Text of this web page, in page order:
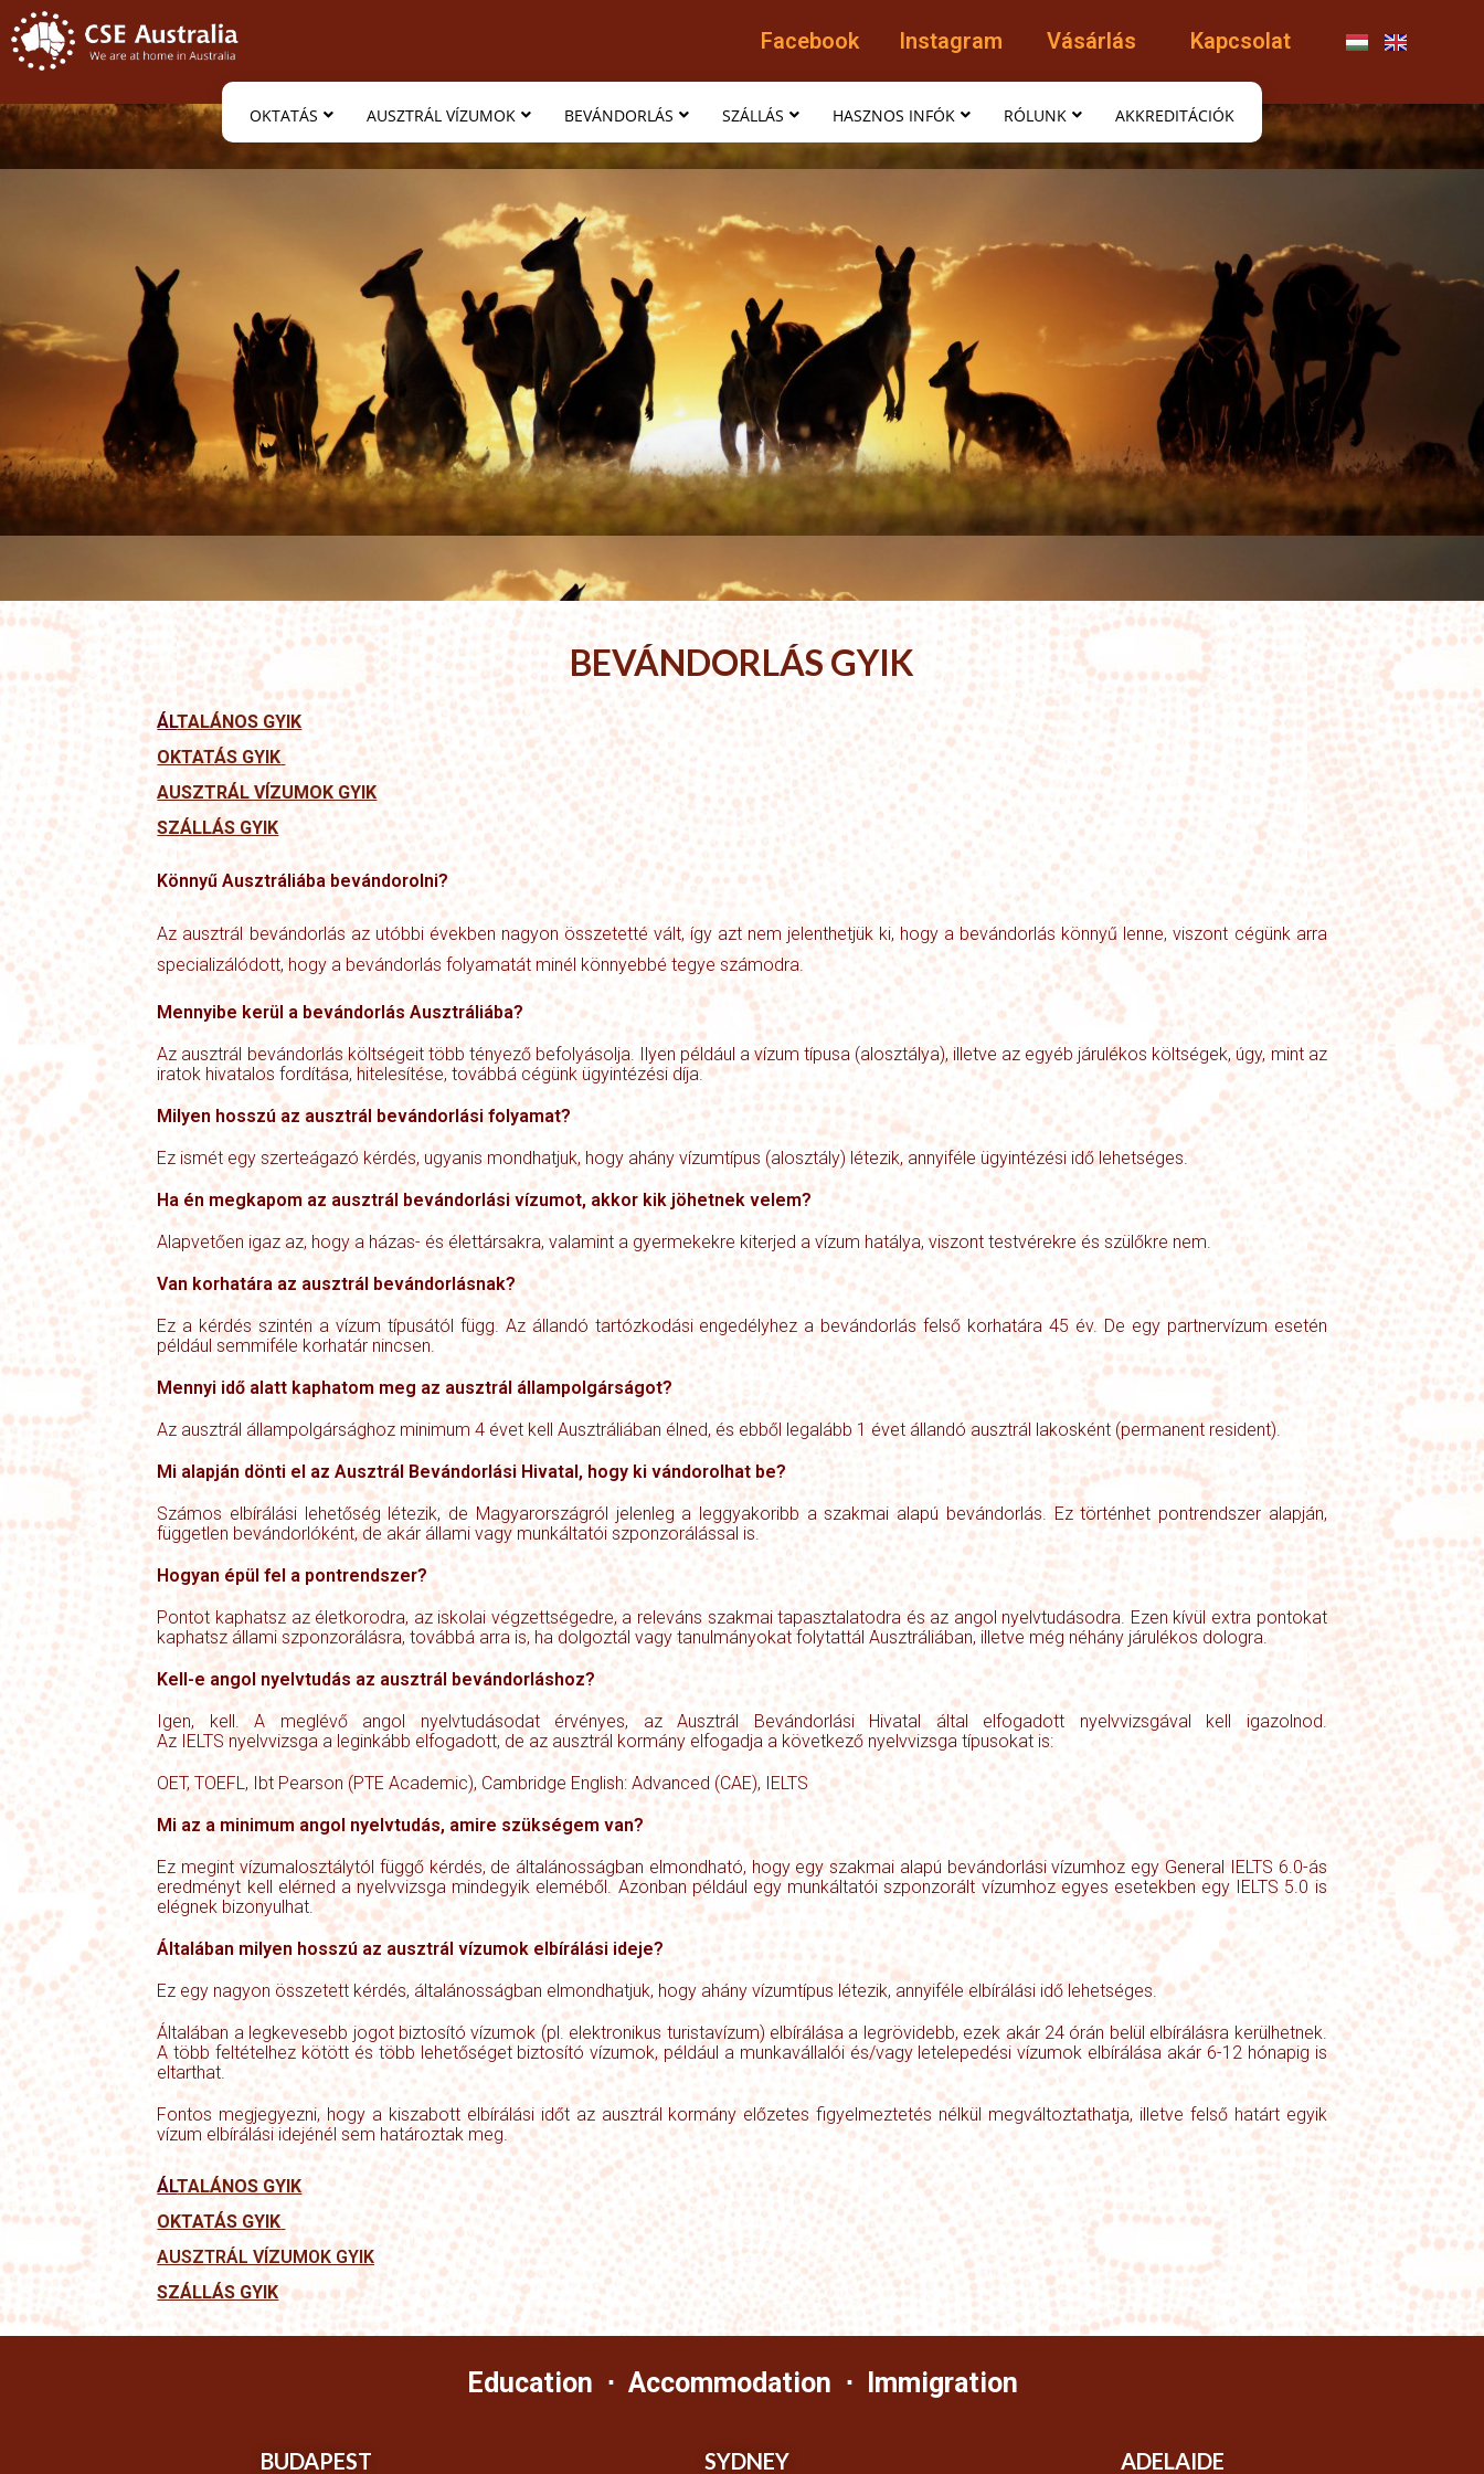
Facebook Instagram Vásárlás Kapcsolat
OKTATÁS AUSZTRÁL VÍZUMOK BEVÁNDORLÁS SZÁLLÁS HASZNOS INFÓK RÓLUNK AKKREDITÁCIÓK
BEVÁNDORLÁS GYIK
ÁLTALÁNOS GYIK
OKTATÁS GYIK
AUSZTRÁL VÍZUMOK GYIK
SZÁLLÁS GYIK
Könnyű Ausztráliába bevándorolni?
Az ausztrál bevándorlás az utóbbi években nagyon összetetté vált, így azt nem jelenthetjük ki, hogy a bevándorlás könnyű lenne, viszont cégünk arra
specializálódott, hogy a bevándorlás folyamatát minél könnyebbé tegye számodra.
Mennyibe kerül a bevándorlás Ausztráliába?
Az ausztrál bevándorlás költségeit több tényező befolyásolja. Ilyen például a vízum típusa (alosztálya), illetve az egyéb járulékos költségek, úgy, mint az
iratok hivatalos fordítása, hitelesítése, továbbá cégünk ügyintézési díja.
Milyen hosszú az ausztrál bevándorlási folyamat?
Ez ismét egy szerteágazó kérdés, ugyanis mondhatjuk, hogy ahány vízumtípus (alosztály) létezik, annyiféle ügyintézési idő lehetséges.
Ha én megkapom az ausztrál bevándorlási vízumot, akkor kik jöhetnek velem?
Alapvetően igaz az, hogy a házas- és élettársakra, valamint a gyermekekre kiterjed a vízum hatálya, viszont testvérekre és szülőkre nem.
Van korhatára az ausztrál bevándorlásnak?
Ez a kérdés szintén a vízum típusától függ. Az állandó tartózkodási engedélyhez a bevándorlás felső korhatára 45 év. De egy partnervízum esetén
például semmiféle korhatár nincsen.
Mennyi idő alatt kaphatom meg az ausztrál állampolgárságot?
Az ausztrál állampolgársághoz minimum 4 évet kell Ausztráliában élned, és ebből legalább 1 évet állandó ausztrál lakosként (permanent resident).
Mi alapján dönti el az Ausztrál Bevándorlási Hivatal, hogy ki vándorolhat be?
Számos elbírálási lehetőség létezik, de Magyarországról jelenleg a leggyakoribb a szakmai alapú bevándorlás. Ez történhet pontrendszer alapján,
független bevándorlóként, de akár állami vagy munkáltatói szponzorálással is.
Hogyan épül fel a pontrendszer?
Pontot kaphatsz az életkorodra, az iskolai végzettségedre, a releváns szakmai tapasztalatodra és az angol nyelvtudásodra. Ezen kívül extra pontokat
kaphatsz állami szponzorálásra, továbbá arra is, ha dolgoztál vagy tanulmányokat folytattál Ausztráliában, illetve még néhány járulékos dologra.
Kell-e angol nyelvtudás az ausztrál bevándorláshoz?
Igen, kell. A meglévő angol nyelvtudásodat érvényes, az Ausztrál Bevándorlási Hivatal által elfogadott nyelvvizsgával kell igazolnod.
Az IELTSnyelvvizsga a leginkább elfogadott, de az ausztrál kormány elfogadja a következő nyelvvizsga típusokat is:
OET, TOEFL, Ibt Pearson (PTE Academic), Cambridge English: Advanced (CAE), IELTS
Mi az a minimum angol nyelvtudás, amire szükségem van?
Ez megint vízumalosztálytól függő kérdés, de általánosságban elmondható, hogy egy szakmai alapú bevándorlási vízumhoz egy General IELTS 6.0-ás
eredményt kell elérned a nyelvvizsga mindegyik eleméből. Azonban például egy munkáltatói szponzorált vízumhoz egyes esetekben egy IELTS 5.0 is
elégnek bizonyulhat.
Általában milyen hosszú az ausztrál vízumok elbírálási ideje?
Ez egy nagyon összetett kérdés, általánosságban elmondhatjuk, hogy ahány vízumtípus létezik, annyiféle elbírálási idő lehetséges.
Általában a legkevesebb jogot biztosító vízumok (pl. elektronikus turistavízum) elbírálása a legrövidebb, ezek akár 24 órán belül elbírálásra kerülhetnek.
A több feltételhez kötött és több lehetőséget biztosító vízumok, például a munkavállalói és/vagy letelepedési vízumok elbírálása akár 6-12 hónapig is
eltarthat.
Fontos megjegyezni, hogy a kiszabott elbírálási időt az ausztrál kormány előzetes figyelmeztetés nélkül megváltoztathatja, illetve felső határt egyik
vízum elbírálási idejénél sem határoztak meg.
ÁLTALÁNOS GYIK
OKTATÁS GYIK
AUSZTRÁL VÍZUMOK GYIK
SZÁLLÁS GYIK
Education ⋅ Accommodation ⋅ Immigration
BUDAPEST SYDNEY ADELAIDE